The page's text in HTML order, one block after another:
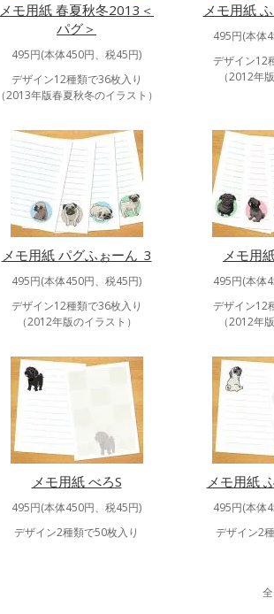
メモ用紙 春夏秋冬2013＜
パグ＞
495円(本体450円、税45円)
デザイン12種類で36枚入り
（2013年版春夏秋冬のイラスト）
メモ用紙
495円(本体
デザイン12
（2012年
メモ用紙 パグふぉーん_3
495円(本体450円、税45円)
デザイン12種類で36枚入り
（2012年版のイラスト）
メモ用
495円(本体
デザイン12
（2012年
メモ用紙 べろS
495円(本体450円、税45円)
デザイン2種類で50枚入り
メモ用紙
495円(本体
デザイン2